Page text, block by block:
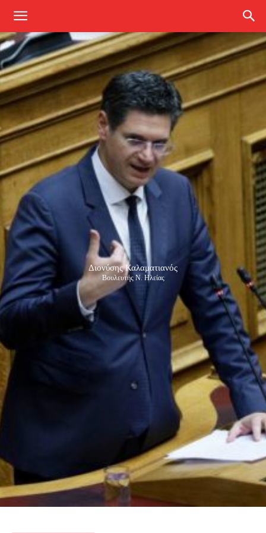
Διονύσης Καλαματιανός
Βουλευτής Ν. Ηλείας